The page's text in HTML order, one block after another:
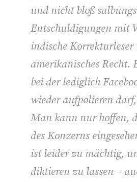
und nicht bloß
Entschuldigungen mit
indische Korrekturleser
amerikanisches Recht.
bei der lediglich
wieder aufpolieren
Man kann nur hoffen,
des Konzerns
ist leider zu mächtig,
diktieren zu lassen –